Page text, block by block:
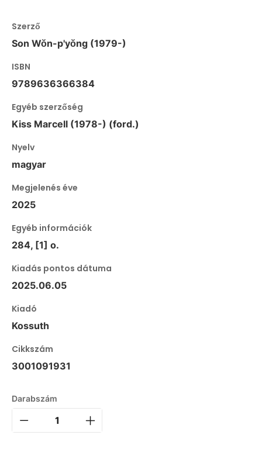
Szerző
Son Wŏn-p'yŏng (1979-)
ISBN
9789636366384
Egyéb szerzőség
Kiss Marcell (1978-) (ford.)
Nyelv
magyar
Megjelenés éve
2025
Egyéb információk
284, [1] o.
Kiadás pontos dátuma
2025.06.05
Kiadó
Kossuth
Cikkszám
3001091931
Darabszám